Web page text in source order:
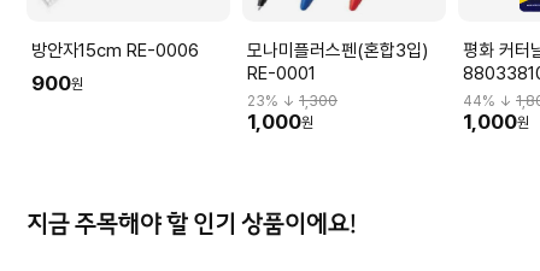
방안자15cm RE-0006
900원
모나미플러스펜(혼합3입)
RE-0001
23% ↓1,300
1,000원
평화 커터
44% ↓
1,000원
지금 주목해야 할 인기 상품이에요!